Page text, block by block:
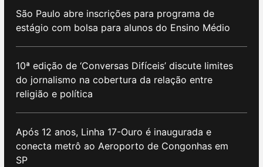
São Paulo abre inscrições para programa de
estágio com bolsa para alunos do Ensino Médio
10ª edição de ‘Conversas Difíceis’ discute limites
do jornalismo na cobertura da relação entre
religião e política
Após 12 anos, Linha 17-Ouro é inaugurada e
conecta metrô ao Aeroporto de Congonhas em
SP